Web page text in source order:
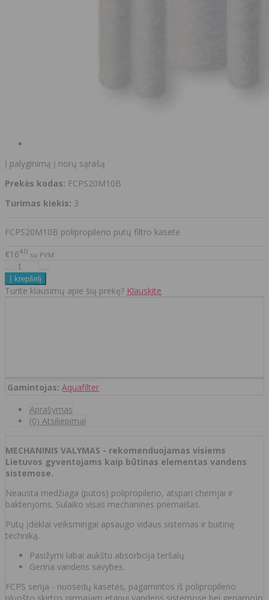
Į palyginimą Į norų sąrašą
Prekės kodas: FCPS20M10B
Turimas kiekis: 3
FCPS20M10B polipropileno putų filtro kasetė
€1640 su PVM
Turite klausimų apie šią prekę? Klauskite
Gamintojas: Aquafilter
Aprašymas
(0) Atsiliepimai
MECHANINIS VALYMAS - rekomenduojamas visiems
Lietuvos gyventojams kaip būtinas elementas vandens
sistemose.
Neausta medžiaga (putos) polipropileno, atspari chemjai ir
bakterijoms. Sulaiko visas mechanines priemaišas.
Putų įdėklai veiksmingai apsaugo vidaus sistemas ir buitinę
techniką.
Pasižymi labai aukštu absorbcija teršalų.
Gerina vandens savybes.
FCPS serija - nuosėdų kasetės, pagamintos iš polipropileno